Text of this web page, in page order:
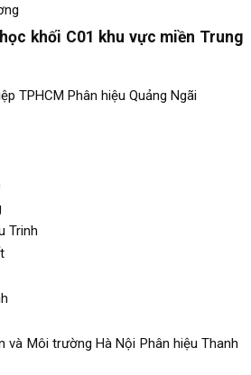
khối C01 khu vực miền Trung
TPHCM Phân hiệu Quảng Ngãi
Trinh
và Môi trường Hà Nội Phân hiệu Thanh